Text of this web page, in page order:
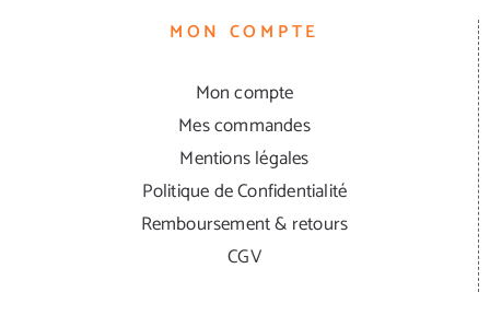
MON COMPTE
Mon compte
Mes commandes
Mentions légales
Politique de Confidentialité
Remboursement & retours
CGV